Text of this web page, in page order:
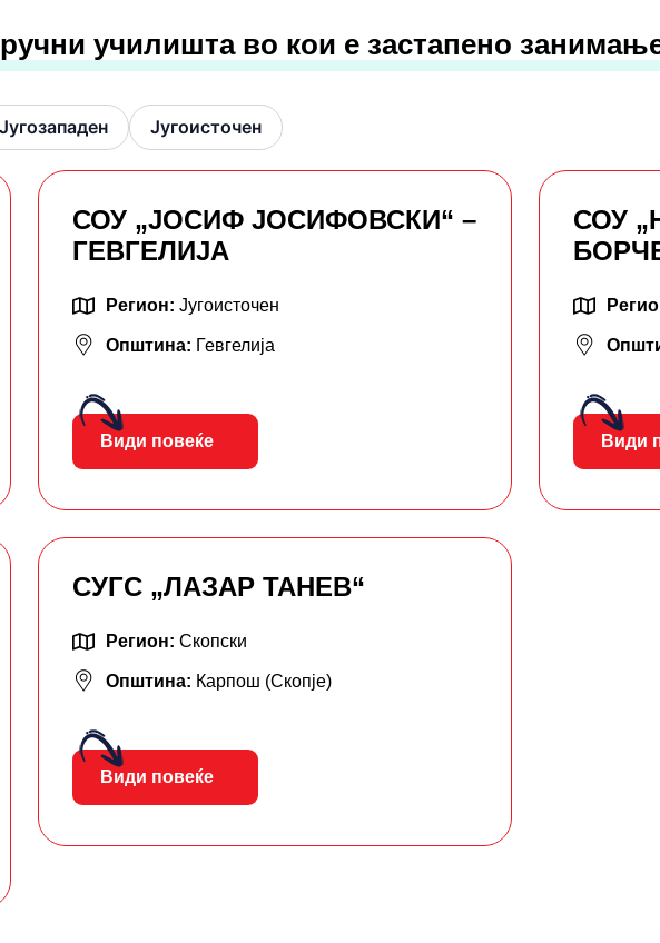
училишта во кои е застапено
Југозападен Југоисточен
СОУ „ЈОСИФ ЈОСИФОВСКИ“ –
ГЕВГЕЛИЈА
Регион:Југоисточен
Општина: Гевгелија
Види повеќе
СОУ
Види
СУГС „ЛАЗАР ТАНЕВ“
Регион:Скопски
Општина: Карпош (Скопје)
Види повеќе